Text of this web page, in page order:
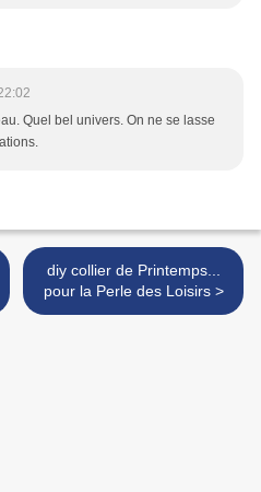
Quel bel univers. On ne se lasse
diy collier de Printemps...
pour la Perle des Loisirs >